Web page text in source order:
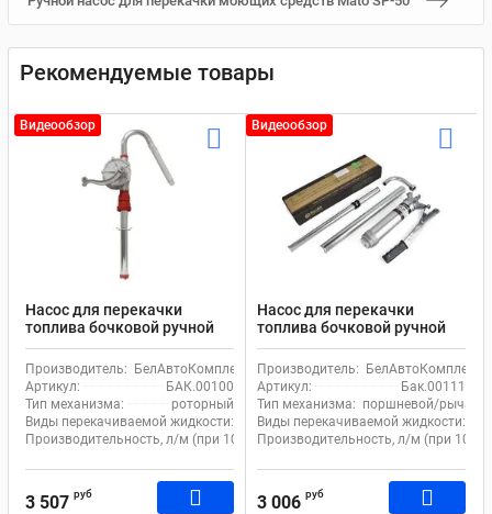
Рекомендуемые товары
Видеообзор
Насос для перекачки
топлива бочковой ручной
Титан БелАк
Производитель: БелАвтоКомплект
Артикул:
БАК.00100
Тип механизма:
роторный
Виды перекачиваемой жидкости:
дизель, масло
Производительность, л/м (при 100 итерациях): 25
3 507 руб
Видеообзор
Насос для перекачки
топлива бочковой ручной
Пегас БелАк с рычажным
приводом
Производитель: БелАвтоКомплект
Артикул:
Бак.00111
Тип механизма: поршневой/
Виды перекачиваемой жидкости:
Производительность, л/м (при 100
3 006 руб